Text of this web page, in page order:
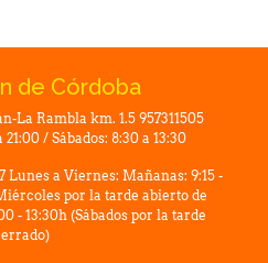
de Córdoba
La Rambla km. 1.5 957311505
/ Sábados: 8:30 a 13:30
Lunes a Viernes: Mañanas: 9:15 -
por la tarde abierto de
- 13:30h (Sábados por la tarde